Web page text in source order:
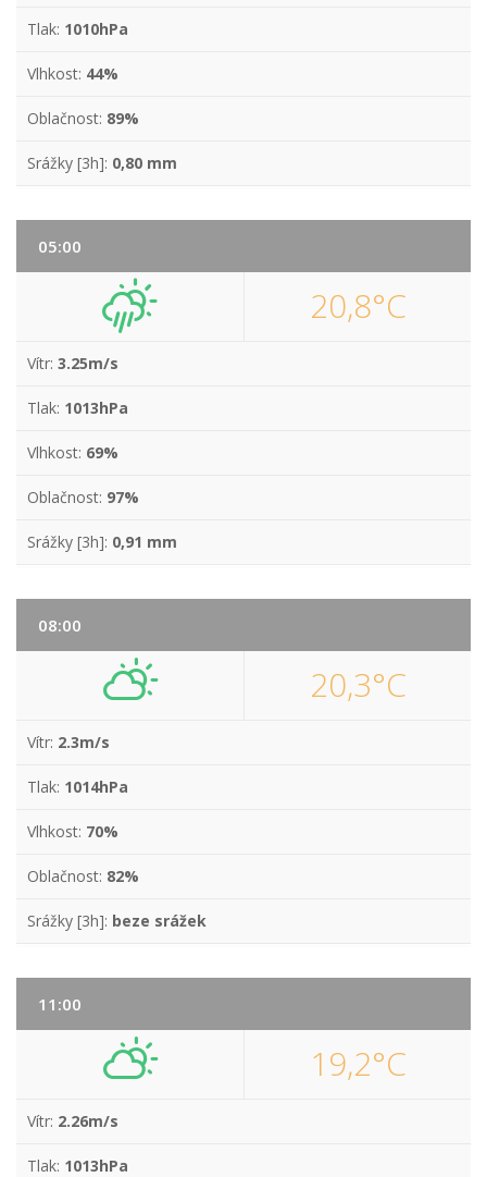
Tlak: 1010hPa
Vlhkost: 44%
Oblačnost: 89%
Srážky [3h]: 0,80 mm
05:00
20,8°C
Vítr: 3.25m/s
Tlak: 1013hPa
Vlhkost: 69%
Oblačnost: 97%
Srážky [3h]: 0,91 mm
08:00
20,3°C
Vítr: 2.3m/s
Tlak: 1014hPa
Vlhkost: 70%
Oblačnost: 82%
Srážky [3h]: beze srážek
11:00
19,2°C
Vítr: 2.26m/s
Tlak: 1013hPa